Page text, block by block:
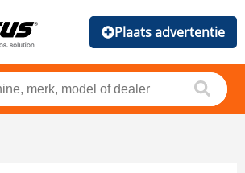
Plaats advertentie